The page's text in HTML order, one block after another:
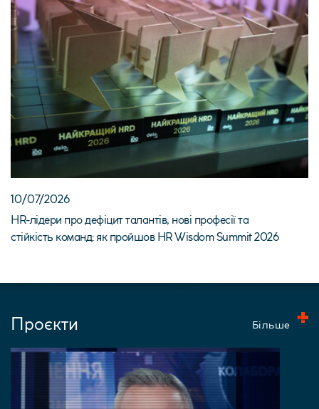
10/07/2026
HR-лідери про дефіцит талантів, нові професії та
стійкість команд: як пройшов HR Wisdom Summit 2026
Проєкти Більше